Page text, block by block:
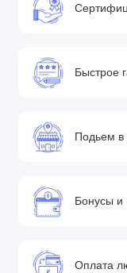
Быстрое
Подьем в
Бонусы и
Оплата